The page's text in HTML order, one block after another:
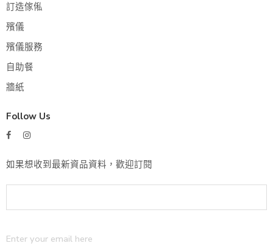
訂造傢俬
殯儀
殯儀服務
自助餐
牆紙
Follow Us
如果想收到最新資品資料，歡迎訂閱